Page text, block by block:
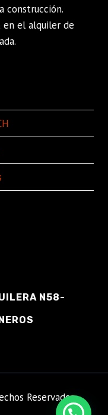
construcción.
en el alquiler de
N58-
Reservados.